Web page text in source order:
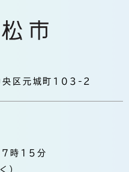
区元城町103-2
時15分
）